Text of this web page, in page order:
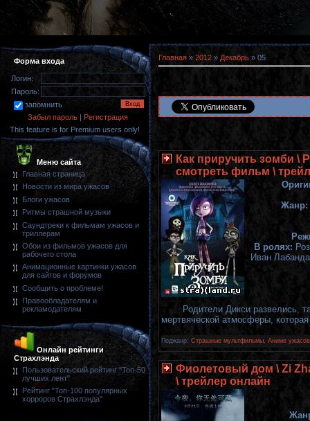
Форма входа
Логин:
Пароль:
запомнить
Забыл пароль | Регистрация
This feature is for Premium users only!
Меню сайта
Главная страница
Новости из мира ужасов
Блоги ужасов
Ритмы страшной музыки
Саундтреки к фильмам ужасов и
триллерам
Обои из фильмов ужасов для
рабочего стола
Анимационные картинки ужасов
для сайтов и форумов
Сообщить о проблеме!
Правообладателям и
рекламодателям
Онлайн рейтинги
Страхлэнда
Пользовательский рейтинг "Топ-50
лучших лент"
Рейтинг "Топ-100 популярных
хорроров Страхлэнда"
Главная » 2012 » Декабрь » 05
Как приручить зомби \
смотреть фильм \
Жанр:
В ролях:
Иван
Родители Дикси развелись,
мертвяческой атмосферы,
Поджанр: Страшные мультфильмы, Аниме ужасов
Фиолетовый дом \ Zi
\ трейлер онлайн